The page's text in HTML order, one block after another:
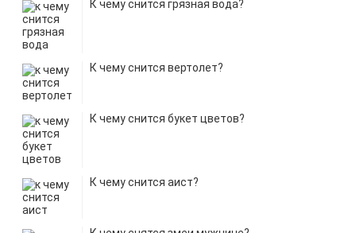
К чему снится грязная вода?
К чему снится вертолет?
К чему снится букет цветов?
К чему снится аист?